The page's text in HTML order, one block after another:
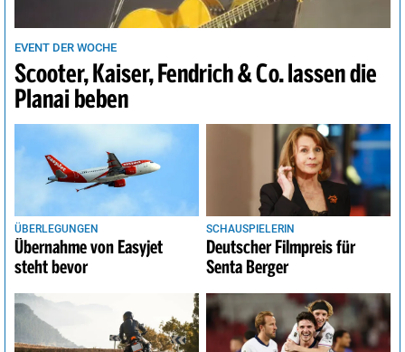
EVENT DER WOCHE
Scooter, Kaiser, Fendrich & Co. lassen die
Planai beben
ÜBERLEGUNGEN
Übernahme von Easyjet
steht bevor
SCHAUSPIELERIN
Deutscher Filmpreis für
Senta Berger